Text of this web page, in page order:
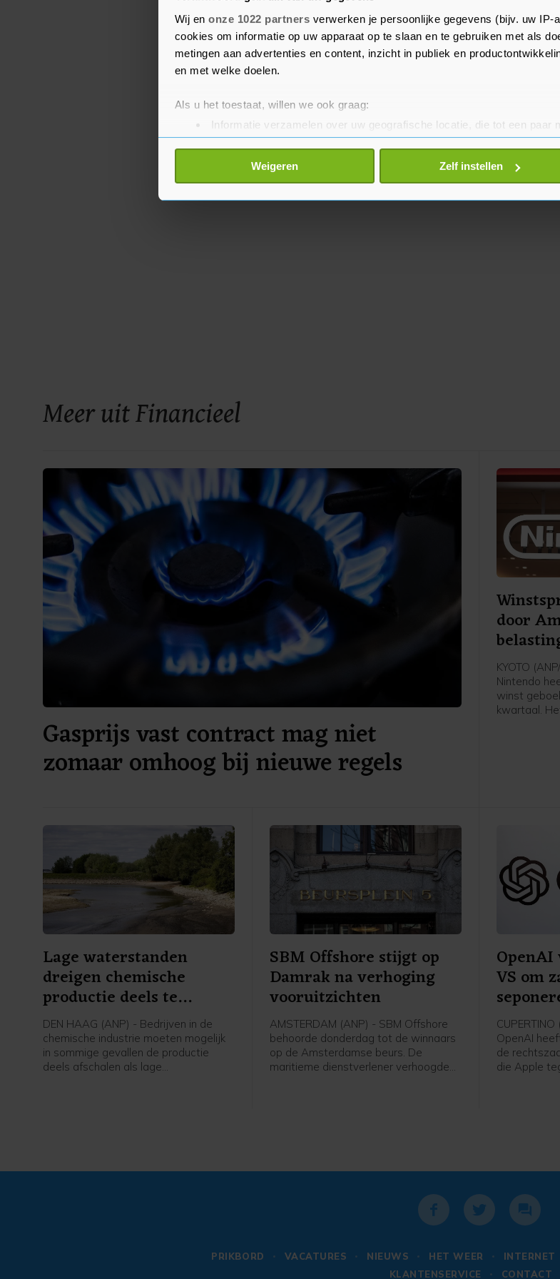
Wij en onze 1022 partners verwerken je persoonlijke gegevens (bijv. uw
cookies om informatie op uw apparaat op te slaan en te gebruiken met als
metingen aan advertenties en content, inzicht in publiek en
en met welke doelen.
Als u het toestaat, willen we ook graag:
Informatie verzamelen over uw geografische locatie, die tot een paar
Uw apparaat identificeren door het actief te scannen op specifieke
Lees meer over hoe uw persoonlijke gegevens worden verwerkt en stel uw
toestemming op elk moment wijzigen of intrekken in de Cookieverklaring.
Weigeren Zelf instellen
gebracht met landelijke stakingen. Daardoor waren er
grote verstoringen van het Duitse treinverkeer, net als bij
internationale treinen vanuit Nederland naar Duitsland.
Meer uit Financieel
Gasprijs vast contract mag niet
zomaar omhoog bij nieuwe regels
door
KYOTO
Nintendo
winst
kwartaal.
Lage waterstanden
dreigen chemische
productie deels te
beperken
DEN HAAG (ANP) - Bedrijven in de
chemische industrie moeten mogelijk
in sommige gevallen de productie
deels afschalen als lage
SBM Offshore stijgt op
Damrak na verhoging
vooruitzichten
AMSTERDAM (ANP) - SBM Offshore
behoorde donderdag tot de winnaars
op de Amsterdamse beurs. De
maritieme dienstverlener verhoogde
VS om
OpenAI
de
die Apple
PRIKBORD VACATURES NIEUWS HET WEER INTERNET
KLANTENSERVICE
CONTACT